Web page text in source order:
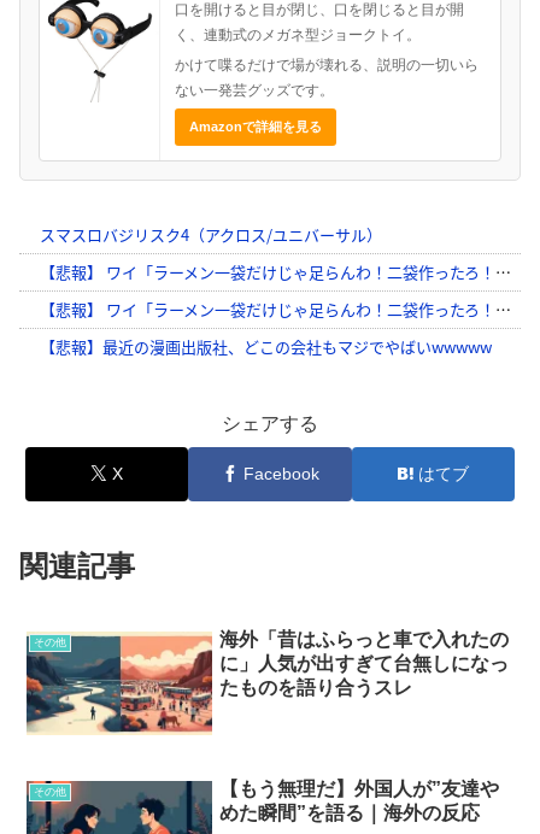
口を開けると目が閉じ、口を閉じると目が開
く、連動式のメガネ型ジョークトイ。
かけて喋るだけで場が壊れる、説明の一切いら
ない一発芸グッズです。
Amazonで詳細を見る
シェアする
X Facebook はてブ
関連記事
その他
海外「昔はふらっと車で入れたの
に」人気が出すぎて台無しになっ
たものを語り合うスレ
その他
【もう無理だ】外国人が”友達や
めた瞬間”を語る｜海外の反応